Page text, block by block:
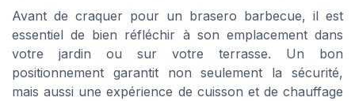
Avant de craquer pour un brasero barbecue, il est
essentiel de bien réfléchir à son emplacement dans
votre jardin ou sur votre terrasse. Un bon
positionnement garantit non seulement la sécurité,
mais aussi une expérience de cuisson et de chauffage